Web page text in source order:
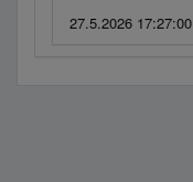
27.5.2026 17:27:00